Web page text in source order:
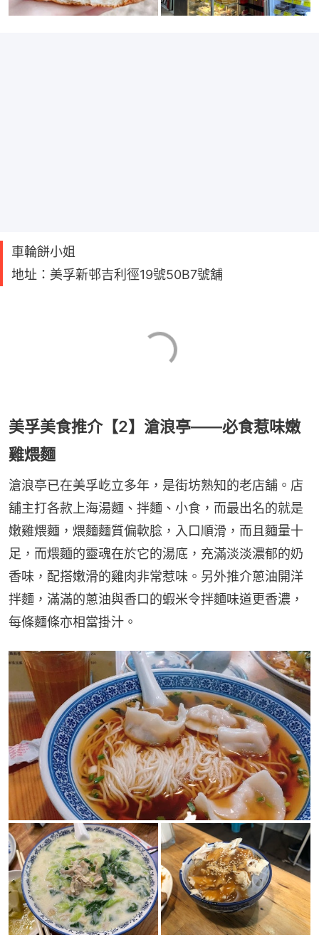
車輪餅小姐
地址：美孚新邨吉利徑19號50B7號舖
美孚美食推介【2】滄浪亭——必食惹味嫩
雞煨麵
滄浪亭已在美孚屹立多年，是街坊熟知的老店舖。店
舖主打各款上海湯麵、拌麵、小食，而最出名的就是
嫩雞煨麵，煨麵麵質偏軟腍，入口順滑，而且麵量十
足，而煨麵的靈魂在於它的湯底，充滿淡淡濃郁的奶
香味，配搭嫩滑的雞肉非常惹味。另外推介蔥油開洋
拌麵，滿滿的蔥油與香口的蝦米令拌麵味道更香濃，
每條麵條亦相當掛汁。